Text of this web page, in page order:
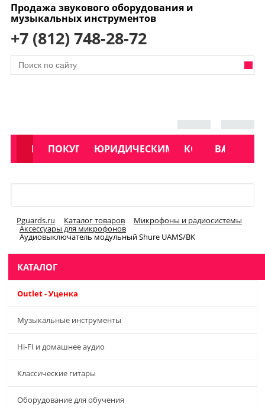
Продажа звукового оборудования и
музыкальных инструментов
+7 (812) 748-28-72
АКЦИИ
КАТАЛОГ
ПОКУПАТЕЛЯМЮРИДИЧЕСКИМ ЛИЦАМКОНТАКТЫ
УСЛУГИ
Pguards.ru Каталог товаров Микрофоны и радиосистемы
Аксессуары для микрофонов
Аудиовыключатель модульный Shure UAMS/BK
КАТАЛОГ
Outlet - Уценка
Музыкальные инструменты
Hi-FI и домашнее аудио
Классические гитары
Оборудование для обучения